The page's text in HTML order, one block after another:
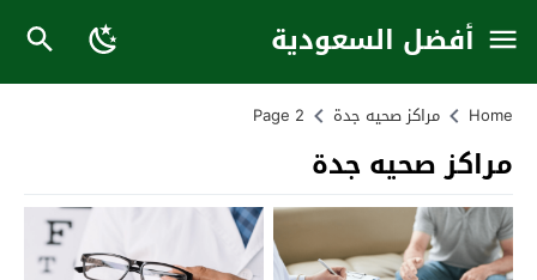
أفضل السعودية
Home مراكز صحيه جدة Page 2
مراكز صحيه جدة